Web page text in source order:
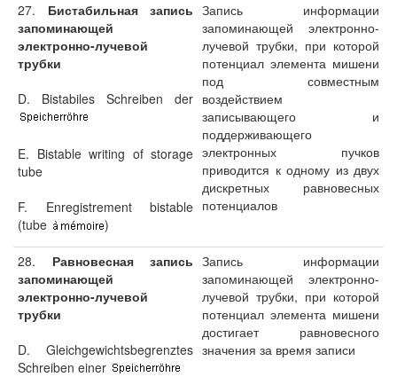
27. Бистабильная запись
запоминающей
электронно-лучевой
трубки
D. Bistabiles Schreiben der
E. Bistable writing of storage
tube
F. Enregistrement bistable
(tube
)
Запись информации
запоминающей электронно-
лучевой трубки, при которой
потенциал элемента мишени
под совместным
воздействием
записывающего и
поддерживающего
электронных пучков
приводится к одному из двух
дискретных равновесных
потенциалов
28. Равновесная запись
запоминающей
электронно-лучевой
трубки
D. Gleichgewichtsbegrenztes
Schreiben einer
Запись информации
запоминающей электронно-
лучевой трубки, при которой
потенциал элемента мишени
достигает равновесного
значения за время записи